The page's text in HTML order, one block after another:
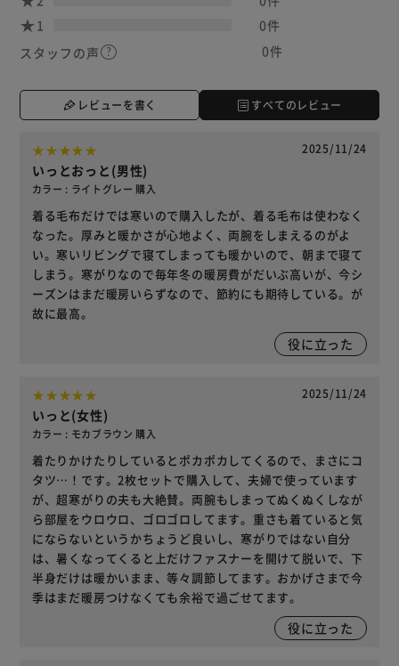
1
0件
スタッフの声
0件
レビューを書く すべてのレビュー
2025/11/24
いっとおっと(男性)
カラー : ライトグレー 購入
着る毛布だけでは寒いので購入したが、着る毛布は使わなく
なった。厚みと暖かさが心地よく、両腕をしまえるのがよ
い。寒いリビングで寝てしまっても暖かいので、朝まで寝て
しまう。寒がりなので毎年冬の暖房費がだいぶ高いが、今シ
ーズンはまだ暖房いらずなので、節約にも期待している。が
故に最高。
役に立った
2025/11/24
いっと(女性)
カラー : モカブラウン 購入
着たりかけたりしているとポカポカしてくるので、まさにコ
タツ…！です。2枚セットで購入して、夫婦で使っています
が、超寒がりの夫も大絶賛。両腕もしまってぬくぬくしなが
ら部屋をウロウロ、ゴロゴロしてます。重さも着ていると気
にならないというかちょうど良いし、寒がりではない自分
は、暑くなってくると上だけファスナーを開けて脱いで、下
半身だけは暖かいまま、等々調節してます。おかげさまで今
季はまだ暖房つけなくても余裕で過ごせてます。
役に立った